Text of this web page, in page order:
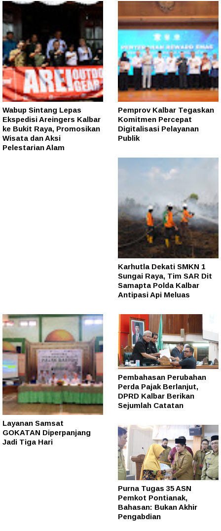
Wabup Sintang Lepas
Ekspedisi Areingers Kalbar
ke Bukit Raya, Promosikan
Wisata dan Aksi
Pelestarian Alam
Pemprov Kalbar Tegaskan
Komitmen Percepat
Digitalisasi Pelayanan
Publik
Karhutla Dekati SMKN 1
Sungai Raya, Tim SAR Dit
Samapta Polda Kalbar
Antipasi Api Meluas
Layanan Samsat
GOKATAN Diperpanjang
Jadi Tiga Hari
Pembahasan Perubahan
Perda Pajak Berlanjut,
DPRD Kalbar Berikan
Sejumlah Catatan
Purna Tugas 35 ASN
Pemkot Pontianak,
Bahasan: Bukan Akhir
Pengabdian